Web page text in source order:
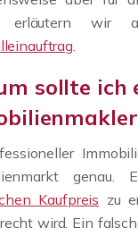
erläutern wir
.
sollte ich
Kaufpreis zu
wird. Ein